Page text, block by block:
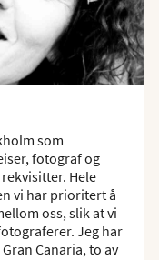
som
fotograf og
Hele
vi har prioritert å
oss, slik at vi
Jeg har
Canaria, to av